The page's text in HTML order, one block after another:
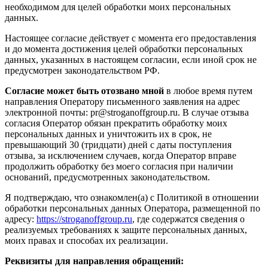
необходимом для целей обработки моих персональных
данных.
Настоящее согласие действует с момента его предоставления
и до момента достижения целей обработки персональных
данных, указанных в настоящем согласии, если иной срок не
предусмотрен законодательством РФ.
Согласие может быть отозвано мной в любое время путем
направления Оператору письменного заявления на адрес
электронной почты: pr@stroganoffgroup.ru. В случае отзыва
согласия Оператор обязан прекратить обработку моих
персональных данных и уничтожить их в срок, не
превышающий 30 (тридцати) дней с даты поступления
отзыва, за исключением случаев, когда Оператор вправе
продолжить обработку без моего согласия при наличии
оснований, предусмотренных законодательством.
Я подтверждаю, что ознакомлен(а) с Политикой в отношении
обработки персональных данных Оператора, размещенной по
адресу: https://stroganoffgroup.ru, где содержатся сведения о
реализуемых требованиях к защите персональных данных,
моих правах и способах их реализации.
Реквизиты для направления обращений: